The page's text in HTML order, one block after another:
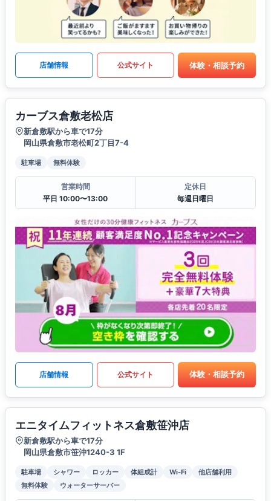
店舗情報 公式サイト 体験・相談予約
カーブス倉敷老松店
新倉敷駅から車で17分
岡山県倉敷市老松町2丁目7-4
駐車場 無料体験
営業時間
平日 10:00〜13:00
定休日
毎週日曜日
店舗情報 公式サイト 体験・相談予約
エニタイムフィットネス倉敷笹沖店
新倉敷駅から車で17分
岡山県倉敷市笹沖1240-3 1F
駐車場 シャワー ロッカー 体組成計 Wi-Fi
他店舗利用
無料体験
ウォーターサーバー